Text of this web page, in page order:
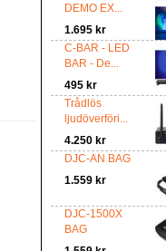
DEMO EX...
1.695 kr
C-BAR - LED
BAR - De...
495 kr
Trådlös
ljudöverföri...
4.250 kr
DJC-AN BAG
1.559 kr
DJC-1500X
BAG